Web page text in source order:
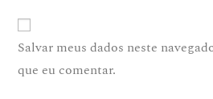
Salvar meus dados neste
que eu comentar.